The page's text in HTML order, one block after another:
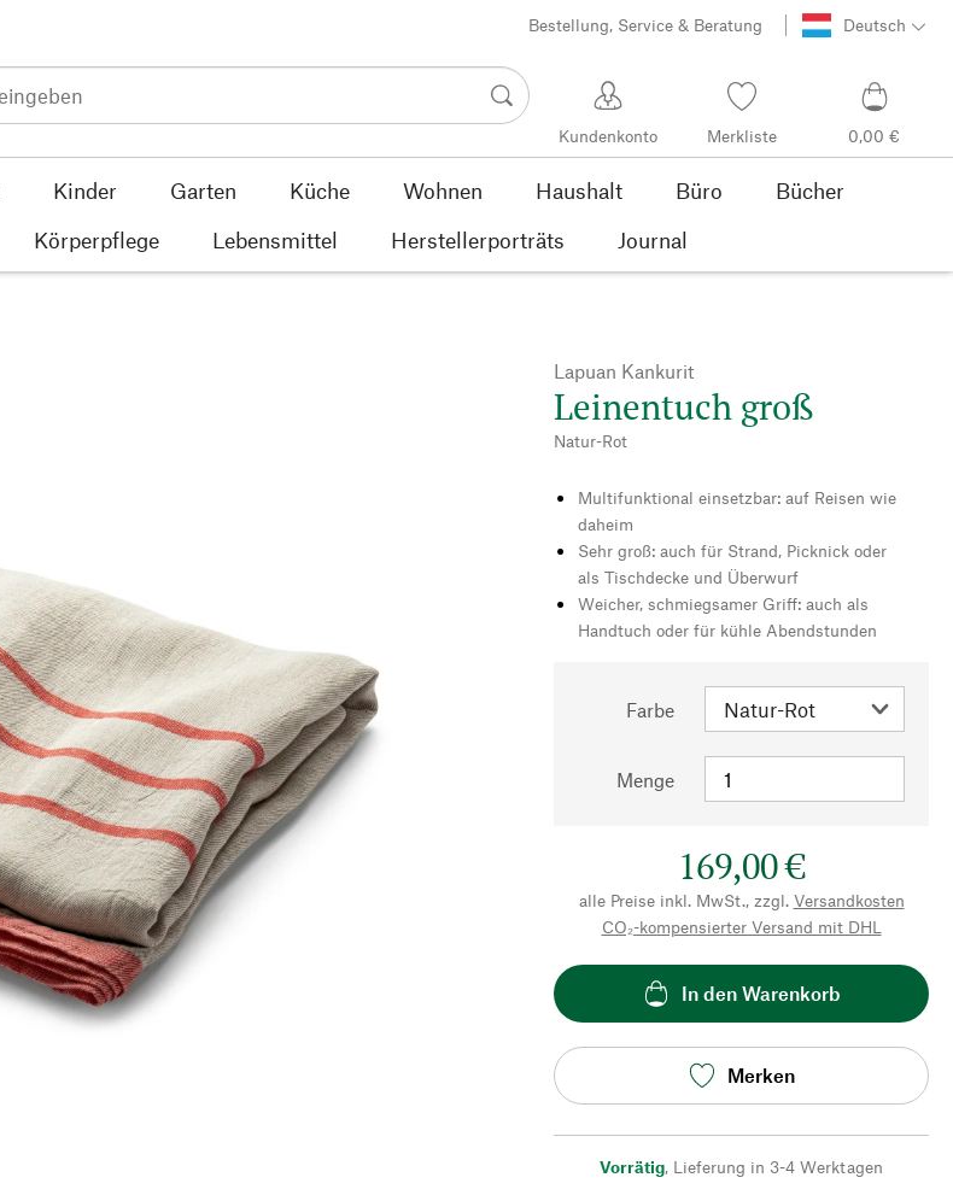
Bestellung, Service & Beratung Deutsch
Kundenkonto Merkliste 0,00 €
Kinder Garten Küche Wohnen Haushalt Büro
Bücher
Körperpflege Lebensmittel Herstellerporträts Journal
Lapuan Kankurit
Leinentuch groß
Natur-Rot
Multifunktional einsetzbar: auf Reisen wie
daheim
Sehr groß: auch für Strand, Picknick oder
als Tischdecke und Überwurf
Weicher, schmiegsamer Griff: auch als
Handtuch oder für kühle Abendstunden
Farbe
Menge
169,00 €
alle Preise inkl. MwSt., zzgl. Versandkosten
CO₂-kompensierter Versand mit DHL
In den Warenkorb
Merken
Vorrätig, Lieferung in 3-4 Werktagen